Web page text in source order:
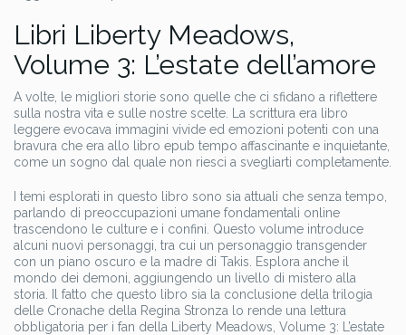
Libri Liberty Meadows,
Volume 3: L’estate dell’amore
A volte, le migliori storie sono quelle che ci sfidano a riflettere
sulla nostra vita e sulle nostre scelte. La scrittura era libro
leggere evocava immagini vivide ed emozioni potenti con una
bravura che era allo libro epub tempo affascinante e inquietante,
come un sogno dal quale non riesci a svegliarti completamente.
I temi esplorati in questo libro sono sia attuali che senza tempo,
parlando di preoccupazioni umane fondamentali online
trascendono le culture e i confini. Questo volume introduce
alcuni nuovi personaggi, tra cui un personaggio transgender
con un piano oscuro e la madre di Takis. Esplora anche il
mondo dei demoni, aggiungendo un livello di mistero alla
storia. Il fatto che questo libro sia la conclusione della trilogia
delle Cronache della Regina Stronza lo rende una lettura
obbligatoria per i fan della Liberty Meadows, Volume 3: L’estate